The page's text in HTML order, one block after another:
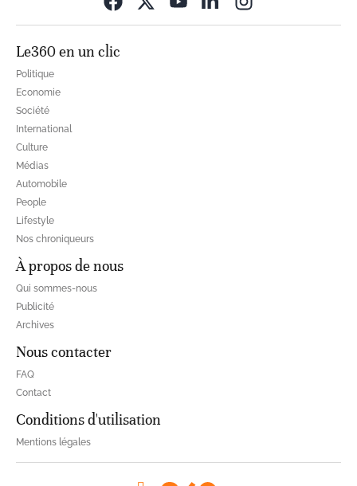
Le360 en un clic
Politique
Economie
Société
International
Culture
Médias
Automobile
People
Lifestyle
Nos chroniqueurs
À propos de nous
Qui sommes-nous
Publicité
Archives
Nous contacter
FAQ
Contact
Conditions d'utilisation
Mentions légales